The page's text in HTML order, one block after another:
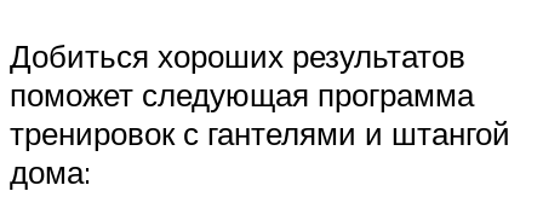
Добиться хороших результатов
поможет следующая программа
тренировок с гантелями и штангой
дома: